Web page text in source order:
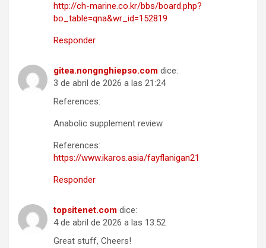
http://ch-marine.co.kr/bbs/board.php?
bo_table=qna&wr_id=152819
Responder
gitea.nongnghiepso.com dice:
3 de abril de 2026 a las 21:24
References:
Anabolic supplement review
References:
https://www.ikaros.asia/fayflanigan21
Responder
topsitenet.com dice:
4 de abril de 2026 a las 13:52
Great stuff, Cheers!